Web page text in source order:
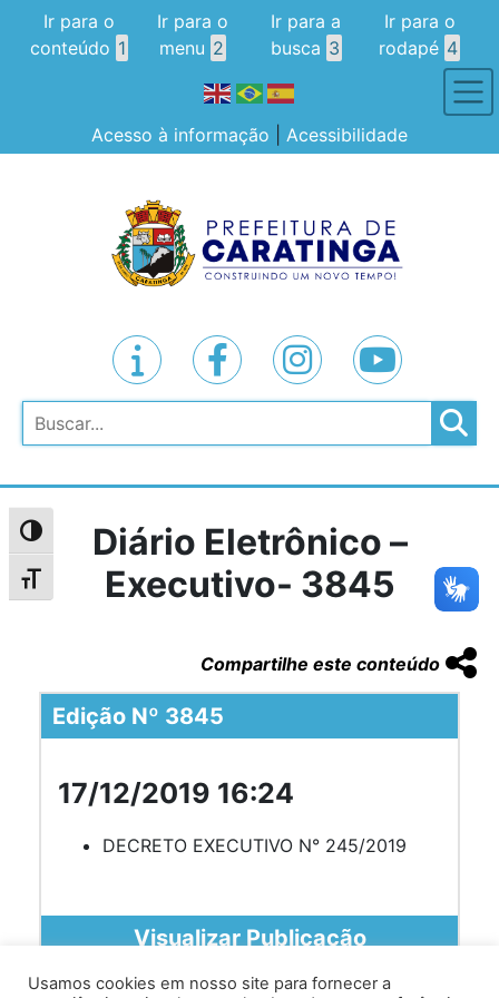
Alternar alto contraste
Alternar tamanho da fonte
Ir para o
conteúdo 1
Ir para o
menu 2
Ir para a
busca 3
Ir para o
rodapé 4
Acesso à informação Acessibilidade
Pesquisar
Diário Eletrônico –
Executivo- 3845
Compartilhe este conteúdo
Edição Nº 3845
17/12/2019 16:24
DECRETO EXECUTIVO N° 245/2019
Visualizar Publicação
Usamos cookies em nosso site para fornecer a